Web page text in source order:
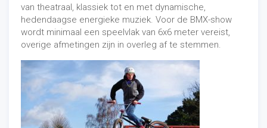
van theatraal, klassiek tot en met dynamische,
hedendaagse energieke muziek. Voor de BMX-show
wordt minimaal een speelvlak van 6x6 meter vereist,
overige afmetingen zijn in overleg af te stemmen.